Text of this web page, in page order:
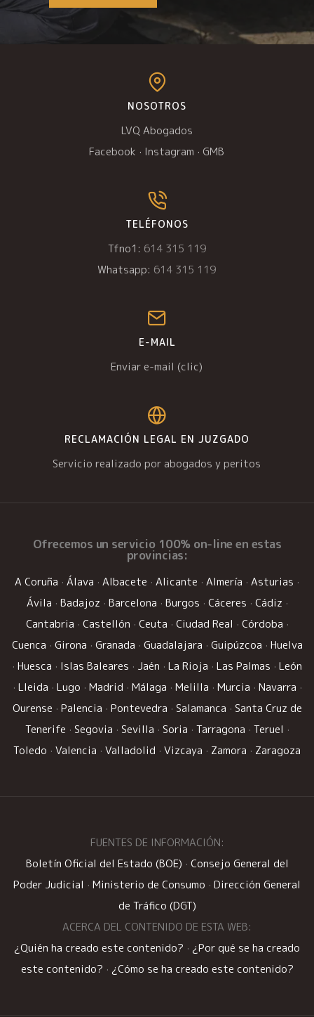
NOSOTROS
LVQ Abogados
Facebook · Instagram · GMB
TELÉFONOS
Tfno1: 614 315 119
Whatsapp: 614 315 119
E-MAIL
Enviar e-mail (clic)
RECLAMACIÓN LEGAL EN JUZGADO
Servicio realizado por abogados y peritos
Ofrecemos un servicio 100% on-line en estas
provincias:
A Coruña · Álava · Albacete · Alicante · Almería · Asturias ·
Ávila · Badajoz · Barcelona · Burgos · Cáceres · Cádiz ·
Cantabria · Castellón · Ceuta · Ciudad Real · Córdoba ·
Cuenca · Girona · Granada · Guadalajara · Guipúzcoa · Huelva
· Huesca · Islas Baleares · Jaén · La Rioja · Las Palmas · León
· Lleida · Lugo · Madrid · Málaga · Melilla · Murcia · Navarra ·
Ourense · Palencia · Pontevedra · Salamanca · Santa Cruz de
Tenerife · Segovia · Sevilla · Soria · Tarragona · Teruel ·
Toledo · Valencia · Valladolid · Vizcaya · Zamora · Zaragoza
FUENTES DE INFORMACIÓN:
Boletín Oficial del Estado (BOE) · Consejo General del
Poder Judicial · Ministerio de Consumo · Dirección General
de Tráfico (DGT)
ACERCA DEL CONTENIDO DE ESTA WEB:
¿Quién ha creado este contenido? · ¿Por qué se ha creado
este contenido? · ¿Cómo se ha creado este contenido?